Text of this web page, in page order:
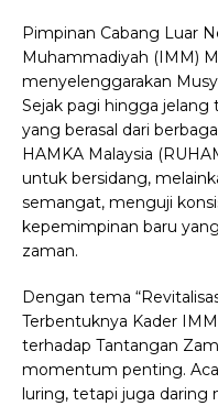
Pimpinan Cabang Luar
Muhammadiyah (IMM)
menyelenggarakan
Sejak pagi hingga jelang
yang berasal dari
HAMKA Malaysia
untuk bersidang,
semangat, menguji
kepemimpinan baru
zaman.
Dengan tema
Terbentuknya Kader
terhadap Tantangan
momentum penting.
luring, tetapi juga daring